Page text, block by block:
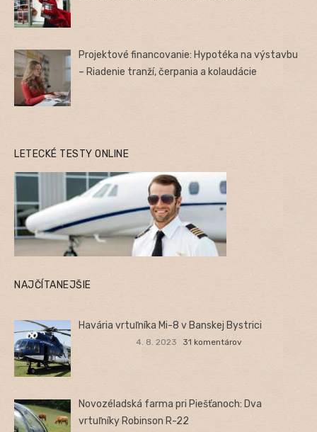
Projektové financovanie: Hypotéka na výstavbu
– Riadenie tranží, čerpania a kolaudácie
LETECKÉ TESTY ONLINE
NAJČÍTANEJŠIE
Havária vrtuľníka Mi-8 v Banskej Bystrici
4. 8. 2023 31 komentárov
Novozéladská farma pri Piešťanoch: Dva
vrtuľníky Robinson R-22